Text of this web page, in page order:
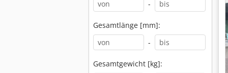
-
Gesamtlänge [mm]:
-
Gesamtgewicht [kg]: